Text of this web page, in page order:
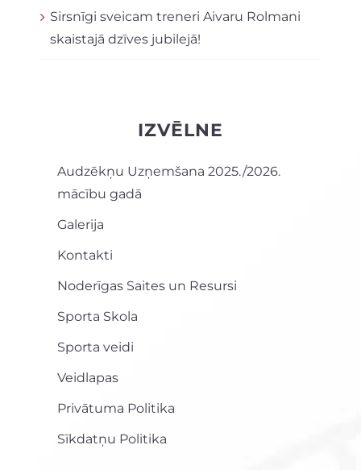
Sirsnīgi sveicam treneri Aivaru Rolmani
skaistajā dzīves jubilejā!
IZVĒLNE
Audzēkņu Uzņemšana 2025./2026.
mācību gadā
Galerija
Kontakti
Noderīgas Saites un Resursi
Sporta Skola
Sporta veidi
Veidlapas
Privātuma Politika
Sīkdatņu Politika